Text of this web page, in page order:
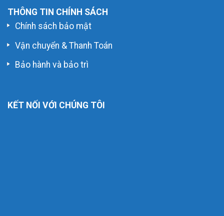
THÔNG TIN CHÍNH SÁCH
Chính sách bảo mật
Vận chuyển & Thanh Toán
Bảo hành và bảo trì
KẾT NỐI VỚI CHÚNG TÔI